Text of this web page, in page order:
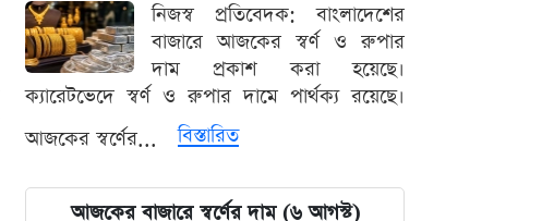
নিজস্ব প্রতিবেদক: বাংলাদেশের
বাজারে আজকের স্বর্ণ ও রুপার
দাম প্রকাশ করা হয়েছে।
ক্যারেটভেদে স্বর্ণ ও রুপার দামে পার্থক্য রয়েছে।
আজকের স্বর্ণের...
বিস্তারিত
আজকের বাজারে স্বর্ণের দাম (৬ আগস্ট)